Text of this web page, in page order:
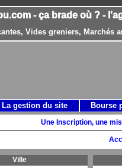
- ça brade où ? -
Vides greniers, Marchés
Une Inscription, une
Ville
La gestion du site Bourse